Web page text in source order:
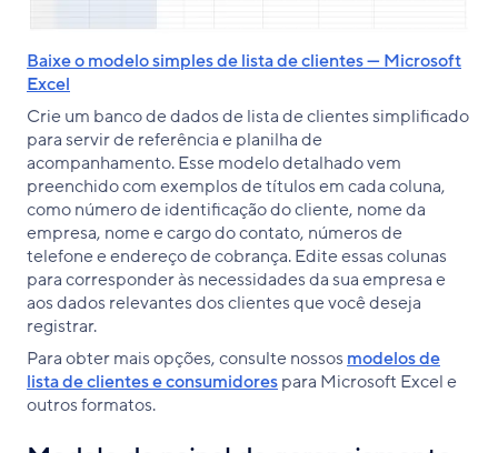
Baixe o modelo simples de lista de clientes — Microsoft
Excel
Crie um banco de dados de lista de clientes simplificado
para servir de referência e planilha de
acompanhamento. Esse modelo detalhado vem
preenchido com exemplos de títulos em cada coluna,
como número de identificação do cliente, nome da
empresa, nome e cargo do contato, números de
telefone e endereço de cobrança. Edite essas colunas
para corresponder às necessidades da sua empresa e
aos dados relevantes dos clientes que você deseja
registrar.
Para obter mais opções, consulte nossos modelos de
lista de clientes e consumidorespara Microsoft Excel e
outros formatos.